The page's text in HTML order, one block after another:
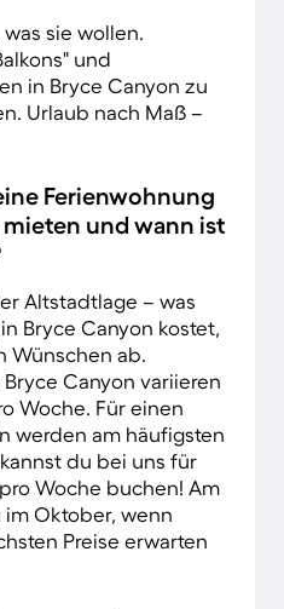
sie wollen.
und
in Bryce Canyon zu
Urlaub nach Maß –
Ferienwohnung
und wann ist
Altstadtlage – was
Bryce Canyon kostet,
Wünschen ab.
Canyon variieren
Woche. Für einen
werden am häufigsten
du bei uns für
Woche buchen! Am
Oktober, wenn
Preise erwarten